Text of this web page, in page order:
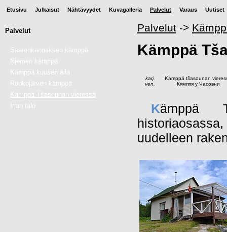
Etusivu Julkaisut Nähtävyydet Kuvagalleria Palvelut Varaus Uutiset
Palvelut
Saarenkannaksen kämppä
Niemen kämppä
Kämppä kuusen alla
Ruokojärven kämppä
Kämppä Tšasounan vieressä
Irjan talo
Palvelut ->
Kämppä
karj.
Kämppä tšasounan
ven.
Кямппя у Часовни
Kämppä
uudelleen